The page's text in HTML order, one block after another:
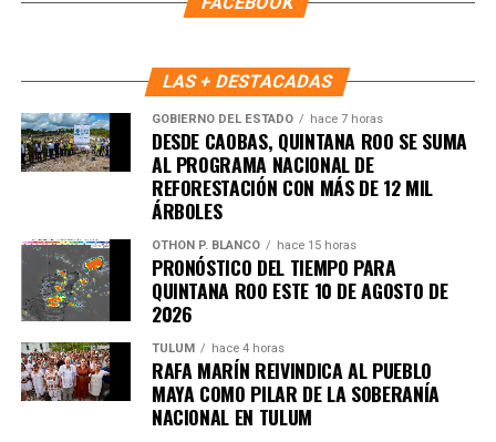
Representantes de Brasil, Argentina, Paraguay y Uruguay
se reunieron con autoridades europeas para cerrar los
últimos puntos delacuerdo comercial UE–Mercosur,
cuya firma está prevista para mañana. El pacto es
considerado uno de los más amplios de la última década.
6. Inundaciones dejan más de cien
muertos en el sur de África
Lluvias torrenciales provocaroninundaciones severas
en Mozambique, Sudáfrica y Zimbabue, dejando más de
100 fallecidos y miles de viviendas destruidas. Equipos
de rescate continúan trabajando en zonas incomunicadas.
LAS + DESTACADAS
GOBIERNO DEL ESTADO hace 7 horas
DESDE CAOBAS, QUINTANA ROO SE SUMA
AL PROGRAMA NACIONAL DE
REFORESTACIÓN CON MÁS DE 12 MIL
ÁRBOLES
OTHON P. BLANCO hace 15 horas
PRONÓSTICO DEL TIEMPO PARA
QUINTANA ROO ESTE 10 DE AGOSTO DE
2026
TULUM hace 4 horas
RAFA MARÍN REIVINDICA AL PUEBLO
MAYA COMO PILAR DE LA SOBERANÍA
NACIONAL EN TULUM